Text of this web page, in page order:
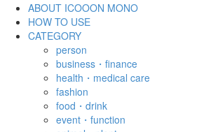
ABOUT ICOOON MONO
HOW TO USE
CATEGORY
person
business・finance
health・medical care
fashion
food・drink
event・function